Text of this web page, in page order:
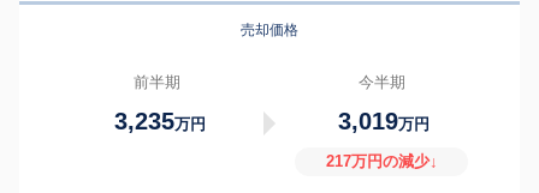
売却価格
前半期
3,235万円
今半期
3,019万円
217万円の減少↓